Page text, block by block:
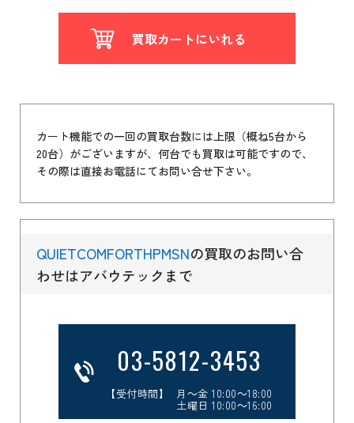
買取カートにいれる
カート機能での一回の買取台数には上限（概ね5台から
20台）がございますが、何台でも買取は可能ですので、
その際は直接お電話にてお問い合せ下さい。
QUIETCOMFORTHPMSNの買取のお問い合
わせはアバウテックまで
03-5812-3453
【受付時間】 月～金 10:00～18:00
土曜日 10:00～16:00